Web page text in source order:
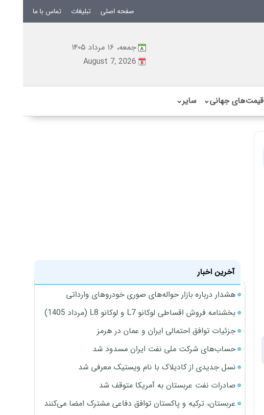
صفحه اصلی تبلیغات تماس با ما
جمعه، ۱۶ مرداد ۱۴۰۵
August 7, 2026
قیمت‌های جهانی⌄ سایر⌄
آخرین اخبار
هشدار درباره بازار حواله‌های صوری خودروهای وارداتی
بخشنامه فروش اقساطی لوکانو L7 و لوکانو L8 (مرداد 1405)
جزئیات توافق احتمالی ایران و عمان در هرمز
حساب‌های شرکت ملی نفت ایران مسدود شد
نسل جدیدی از کادیلاک با نام ویستیک معرفی شد
صادرات نفت عربستان به آمریکا متوقف شد
عربستان، ترکیه و پاکستان توافق دفاعی مشترک امضا می‌کنند